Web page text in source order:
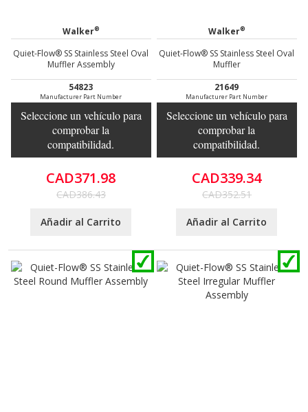
Walker®
Quiet-Flow® SS Stainless Steel Oval
Muffler Assembly
54823
Manufacturer Part Number
Seleccione un vehículo para
comprobar la
compatibilidad.
CAD371.98
CAD386.43
Añadir al Carrito
Walker®
Quiet-Flow® SS Stainless Steel Oval
Muffler
21649
Manufacturer Part Number
Seleccione un vehículo para
comprobar la
compatibilidad.
CAD339.34
CAD352.51
Añadir al Carrito